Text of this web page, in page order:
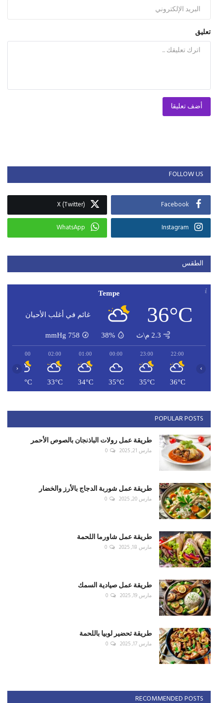
تعليق
أضف تعليقا
FOLLOW US
Facebook
X (Twitter)
Instagram
WhatsApp
الطقس
Tempe
36°C غائم في أغلب الأحيان
2.3 م\ث 38%
758
mmHg
22:00
36°C
23:00
35°C
00:00
35°C
01:00
34°C
02:00
33°C
03:00
33°C
‹ ›
POPULAR POSTS
طريقة عمل رولات الباذنجان بالصوص الأحمر
مارس 21, 2025 0
طريقة عمل شوربة الدجاج بالأرز والخضار
مارس 20, 2025 0
طريقة عمل شاورما اللحمة
مارس 18, 2025 0
طريقة عمل صيادية السمك
مارس 19, 2025 0
طريقة تحضير لوبيا باللحمة
مارس 17, 2025 0
RECOMMENDED POSTS